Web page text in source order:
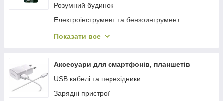
Автомобільні вентилятори
Аксесуари для автомобілів
Зарядні, пуско-зарядні пристрої та аксесуари
Техдопомога
Сигнали
Автокосметика
Регулятори напруги, швидкості, температури
Розумний будинок
Електроінструмент та бензоинтрумент
Інструменти
Відлякувачі гризунів, комах, собак
Дзвінки
Сантехніка
Показати все
Аксесуари для смартфонів, планшетів
USB кабелі та перехідники
Зарядні пристрої